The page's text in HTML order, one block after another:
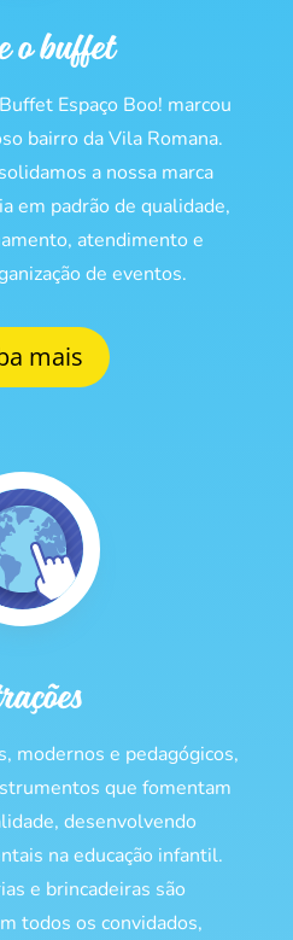
o buffet
Espaço Boo! marcou
bairro da Vila Romana.
a nossa marca
em padrão de qualidade,
atendimento e
de eventos.
mais
modernos e pedagógicos,
que fomentam
desenvolvendo
na educação infantil.
e brincadeiras são
todos os convidados,